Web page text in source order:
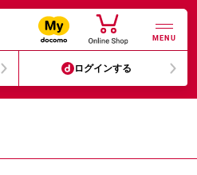
MENU
ログインする